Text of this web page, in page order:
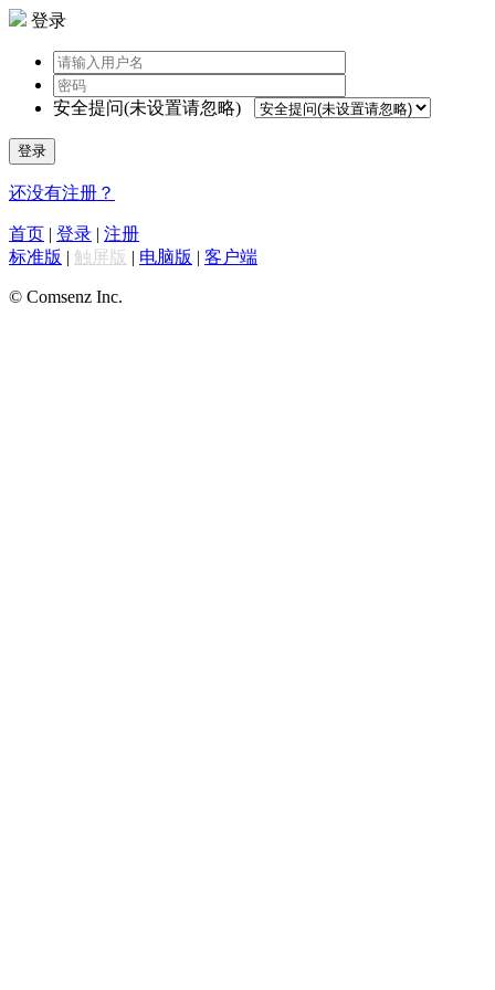
登录
安全提问(未设置请忽略)
登录
还没有注册？
首页 | 登录 | 注册
标准版 | 触屏版 | 电脑版 | 客户端
© Comsenz Inc.